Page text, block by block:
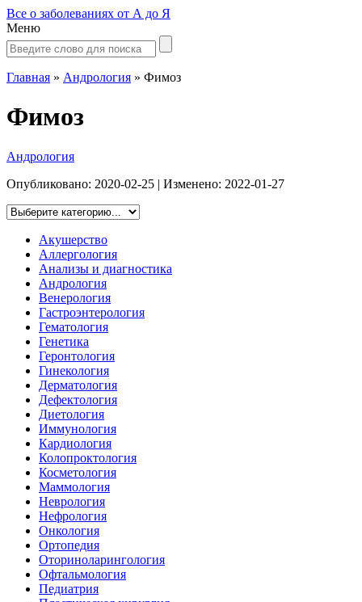
Все о заболеваниях от А до Я
Меню
Главная » Андрология » Фимоз
Фимоз
Андрология
Опубликовано: 2020-02-25 | Изменено: 2022-01-27
Акушерство
Аллергология
Анализы и диагностика
Андрология
Венерология
Гастроэнтерология
Гематология
Генетика
Геронтология
Гинекология
Дерматология
Дефектология
Диетология
Иммунология
Кардиология
Колопроктология
Косметология
Маммология
Неврология
Нефрология
Онкология
Ортопедия
Оториноларингология
Офтальмология
Педиатрия